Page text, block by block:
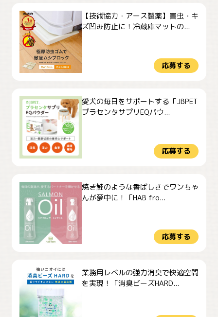
【技術協力・アース製薬】害虫・キ
ズ凹み防止に！冷蔵庫マットの...
応募する
愛犬の毎日をサポートする「JBPET
プラセンタサプリEQパウ...
応募する
焼き鮭のような香ばしさでワンちゃ
んが夢中に！「HAB fro...
応募する
業務用レベルの強力消臭で快適空間
を実現！「消臭ビーズHARD...